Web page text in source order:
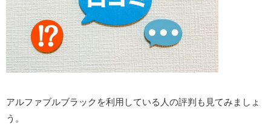
アルファブルブラックを利用している人の評判も見てみましょ
う。